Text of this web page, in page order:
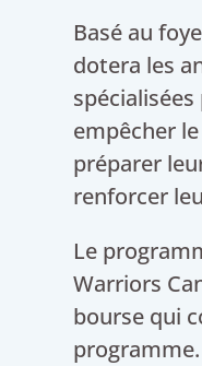
Basé au
dotera les
empêcher
préparer
renforcer
Le
Warriors
bourse qui
programme.